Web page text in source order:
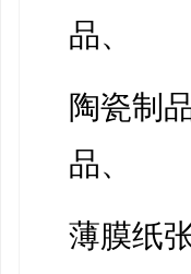
品、
陶瓷制
品、
薄膜纸